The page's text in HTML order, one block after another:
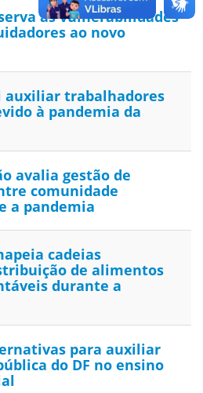
as vulnerabilidades
ao novo
auxiliar trabalhadores
à pandemia da
avalia gestão de
comunidade
a pandemia
cadeias
de alimentos
durante a
para auxiliar
do DF no ensino